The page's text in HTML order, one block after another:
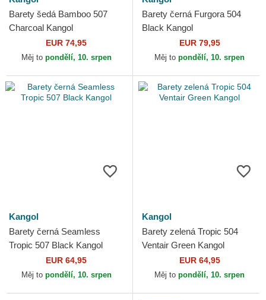
Barety šedá Bamboo 507
Charcoal Kangol
EUR 74,95
Měj to pondělí, 10. srpen
Barety černá Furgora 504
Black Kangol
EUR 79,95
Měj to pondělí, 10. srpen
Kangol
Barety černá Seamless
Tropic 507 Black Kangol
EUR 64,95
Měj to pondělí, 10. srpen
Kangol
Barety zelená Tropic 504
Ventair Green Kangol
EUR 64,95
Měj to pondělí, 10. srpen